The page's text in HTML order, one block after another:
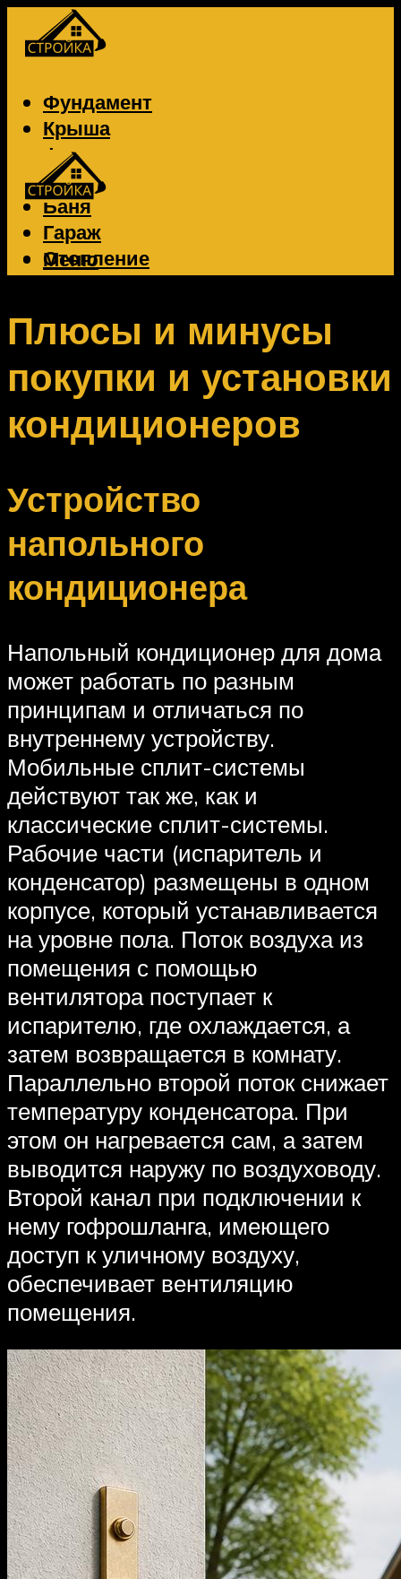
Фундамент
Крыша
Фасад
Забор
Баня
Гараж
Отопление
Вентиляция
Меню
Меню
Плюсы и минусы
покупки и установки
кондиционеров
Устройство
напольного
кондиционера
Напольный кондиционер для дома
может работать по разным
принципам и отличаться по
внутреннему устройству.
Мобильные сплит-системы
действуют так же, как и
классические сплит-системы.
Рабочие части (испаритель и
конденсатор) размещены в одном
корпусе, который устанавливается
на уровне пола. Поток воздуха из
помещения с помощью
вентилятора поступает к
испарителю, где охлаждается, а
затем возвращается в комнату.
Параллельно второй поток снижает
температуру конденсатора. При
этом он нагревается сам, а затем
выводится наружу по воздуховоду.
Второй канал при подключении к
нему гофрошланга, имеющего
доступ к уличному воздуху,
обеспечивает вентиляцию
помещения.